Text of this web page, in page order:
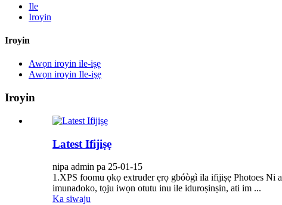
Ile
Iroyin
Iroyin
Awọn iroyin ile-iṣẹ
Awọn iroyin Ile-iṣẹ
Iroyin
Latest Ifijiṣẹ
nipa admin pa 25-01-15
1.XPS foomu ọkọ extruder ẹrọ gbóògì ila ifijiṣẹ Photoes
imunadoko, tọju iwọn otutu inu ile iduroṣinṣin, ati im ...
Ka siwaju